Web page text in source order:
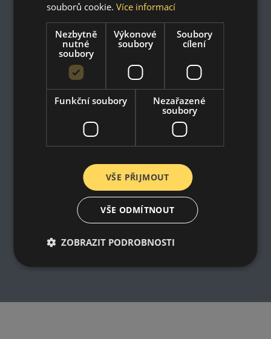
Impresum
Zásady ochrany osobních údajů
Nákupní podmínky
Impresum
Dodací a platební podmínky
Online prohlášení o odstoupení od smlouvy
souborů cookie.Více informací
Nezbytně
nutné
soubory
Výkonové
soubory
Soubory
cílení
Funkční soubory
Nezařazené
soubory
VŠE PŘIJMOUT
VŠE ODMÍTNOUT
ZOBRAZIT PODROBNOSTI